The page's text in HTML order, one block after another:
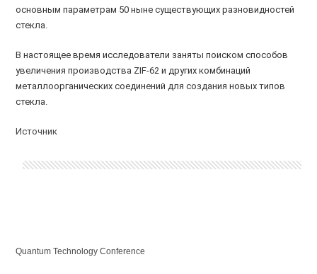
основным параметрам 50 ныне существующих разновидностей
стекла.
В настоящее время исследователи заняты поиском способов
увеличения производства ZIF-62 и других комбинаций
металлоорганических соединений для создания новых типов
стекла.
Источник
Quantum Technology Conference